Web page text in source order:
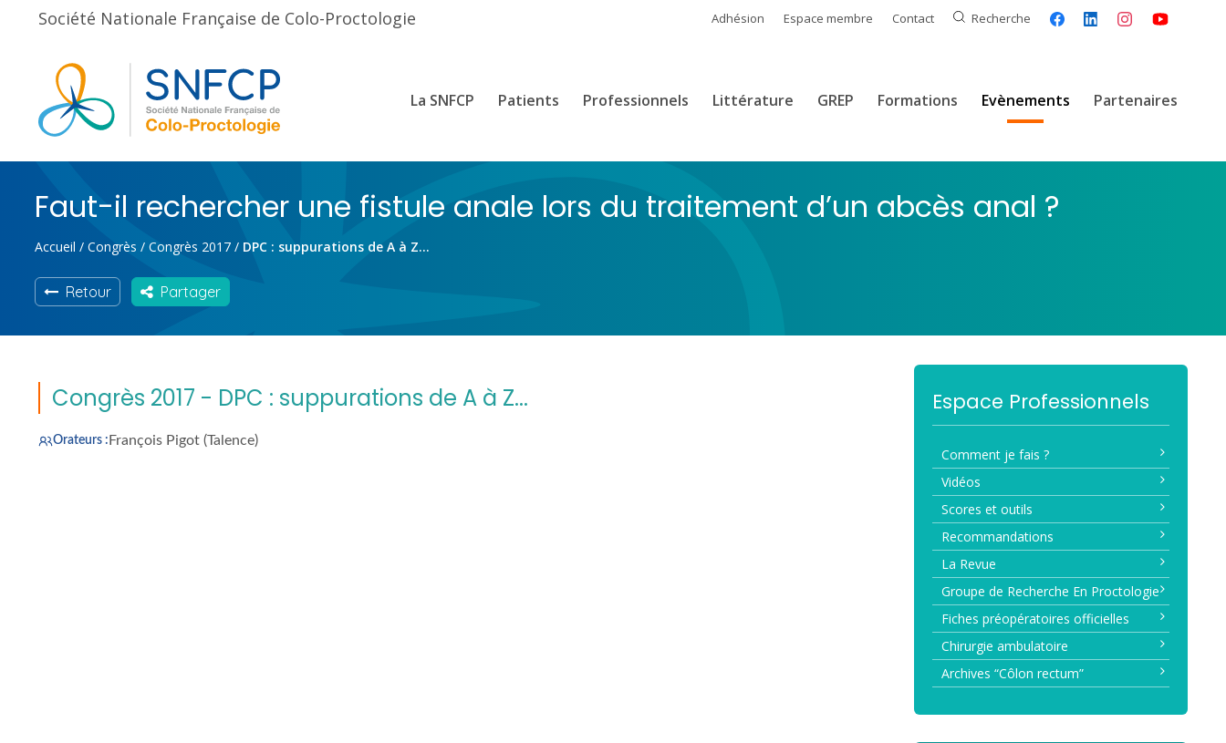
Société Nationale Française de Colo-Proctologie Adhésion Espace membre Contact Recherche
La SNFCP Patients Professionnels Littérature GREP Formations Evènements Partenaires
Faut-il rechercher une fistule anale lors du traitement d’un abcès anal ?
Accueil / Congrès / Congrès 2017 / DPC : suppurations de A à Z...
Retour Partager
Congrès 2017 - DPC : suppurations de A à Z...
Orateurs : François Pigot (Talence)
Espace Professionnels
Comment je fais ?
Vidéos
Scores et outils
Recommandations
La Revue
Groupe de Recherche En Proctologie
Fiches préopératoires officielles
Chirurgie ambulatoire
Archives “Côlon rectum”